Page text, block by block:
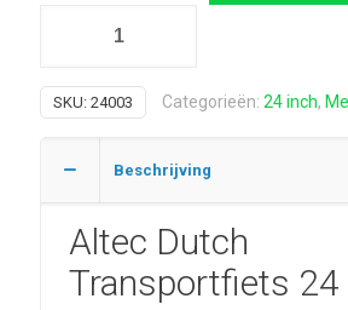
SKU: 24003 Categorieën: 24 inch,
Beschrijving
Altec Dutch
Transportfiets 24